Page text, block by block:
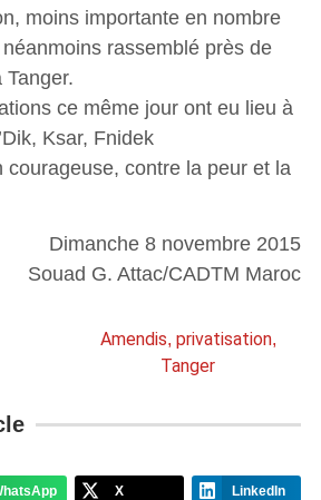
moins importante en nombre
rassemblé près de
ce même jour ont eu lieu à
Ksar, Fnidek
courageuse, contre la peur et la
Dimanche 8 novembre 2015
Souad G. Attac/CADTM Maroc
Amendis, privatisation,
Tanger
X LinkedIn